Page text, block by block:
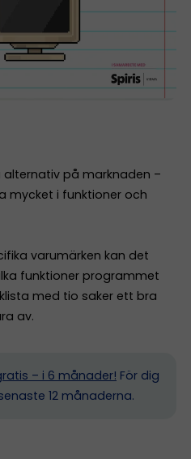
på marknaden –
mycket i funktioner och
varumärken kan det
funktioner programmet
med tio saker ett bra
av.
– i 6 månader! För dig
12 månaderna.